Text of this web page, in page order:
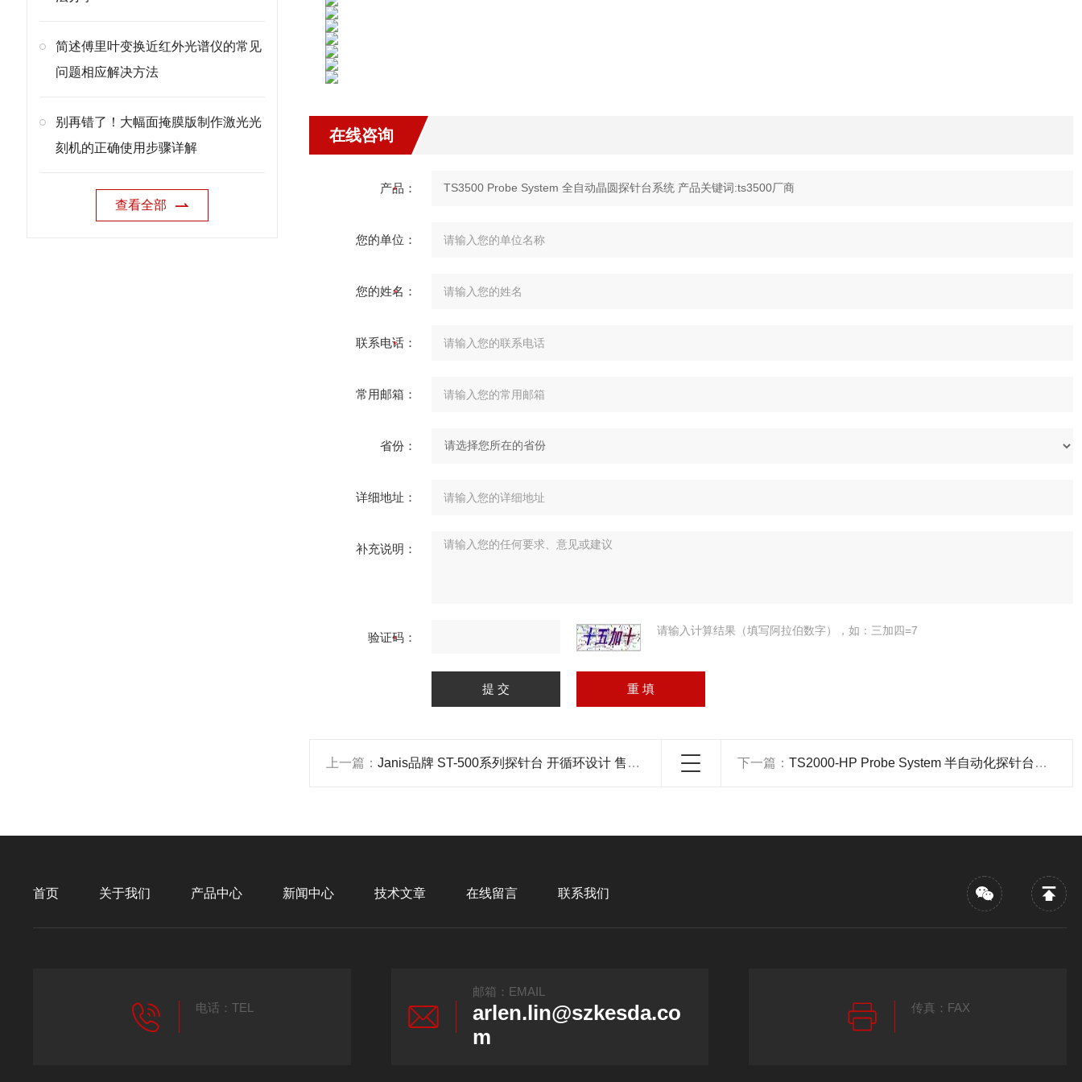
简述傅里叶变换近红外光谱仪的常见
问题相应解决方法
别再错了！大幅面掩膜版制作激光光
刻机的正确使用步骤详解
查看全部
在线咨询
产品：
您的单位：
您的姓名：
联系电话：
常用邮箱：
省份：
详细地址：
补充说明：
验证码： 请输入计算结果（填写阿拉伯数字），如：三加四=7
上一篇： Janis品牌 ST-500系列探针台 开循环设计 售后齐全保障 下一篇：TS2000-HP Probe System 半自动化探针台测试系统
首页 关于我们 产品中心 新闻中心 技术文章 在线留言 联系我们
电话：TEL
邮箱：EMAIL
arlen.lin@szkesda.co
m
传真：FAX